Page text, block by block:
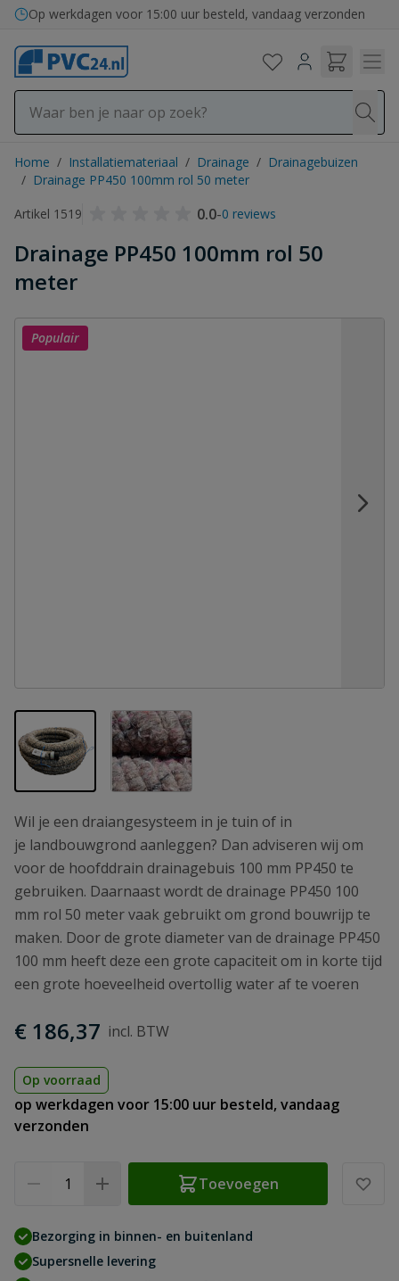
Ga naar de inhoud
Bezorging in binnen- en buitenland
Home / Installatiemateriaal / Drainage / Drainagebuizen
/ Drainage PP450 100mm rol 50 meter
Artikel 1519
0.0-0 reviews
Drainage PP450 100mm rol 50
meter
Populair
View larger imageView larger image
Wil je een draiangesysteem in je tuin of in
je landbouwgrond aanleggen? Dan adviseren wij om
voor de hoofddrain drainagebuis 100 mm PP450 te
gebruiken. Daarnaast wordt de drainage PP450 100
mm rol 50 meter vaak gebruikt om grond bouwrijp te
maken. Door de grote diameter van de drainage PP450
100 mm heeft deze een grote capaciteit om in korte tijd
een grote hoeveelheid overtollig water af te voeren
€ 186,37
Op voorraad
op werkdagen voor 15:00 uur besteld, vandaag
verzonden
Toevoegen
Bezorging in binnen- en buitenland
Supersnelle levering